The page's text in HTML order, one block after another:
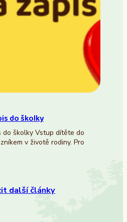
do školky
školky Vstup dítěte do
v životě rodiny. Pro
další články